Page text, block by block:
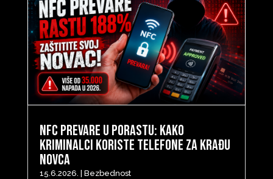
NFC prevare u porastu: Kako
kriminalci koriste telefone za krađu
novca
15.6.2026. Bezbednost